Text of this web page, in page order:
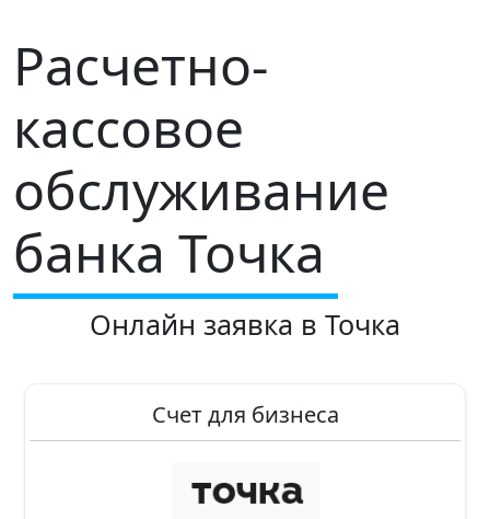
Расчетно-
кассовое
обслуживание
банка Точка
Онлайн заявка в Точка
Счет для бизнеса